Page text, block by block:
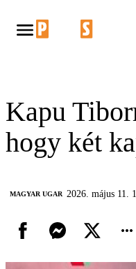
Kapu
hogy két
MAGYAR UGAR 2026. május 11.